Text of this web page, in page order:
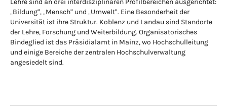
Lehre sind an drei interdisziplinären Profilbereichen ausgerichtet:
„Bildung“, „Mensch“ und „Umwelt“. Eine Besonderheit der
Universität ist ihre Struktur. Koblenz und Landau sind Standorte
der Lehre, Forschung und Weiterbildung. Organisatorisches
Bindeglied ist das Präsidialamt in Mainz, wo Hochschulleitung
und einige Bereiche der zentralen Hochschulverwaltung
angesiedelt sind.